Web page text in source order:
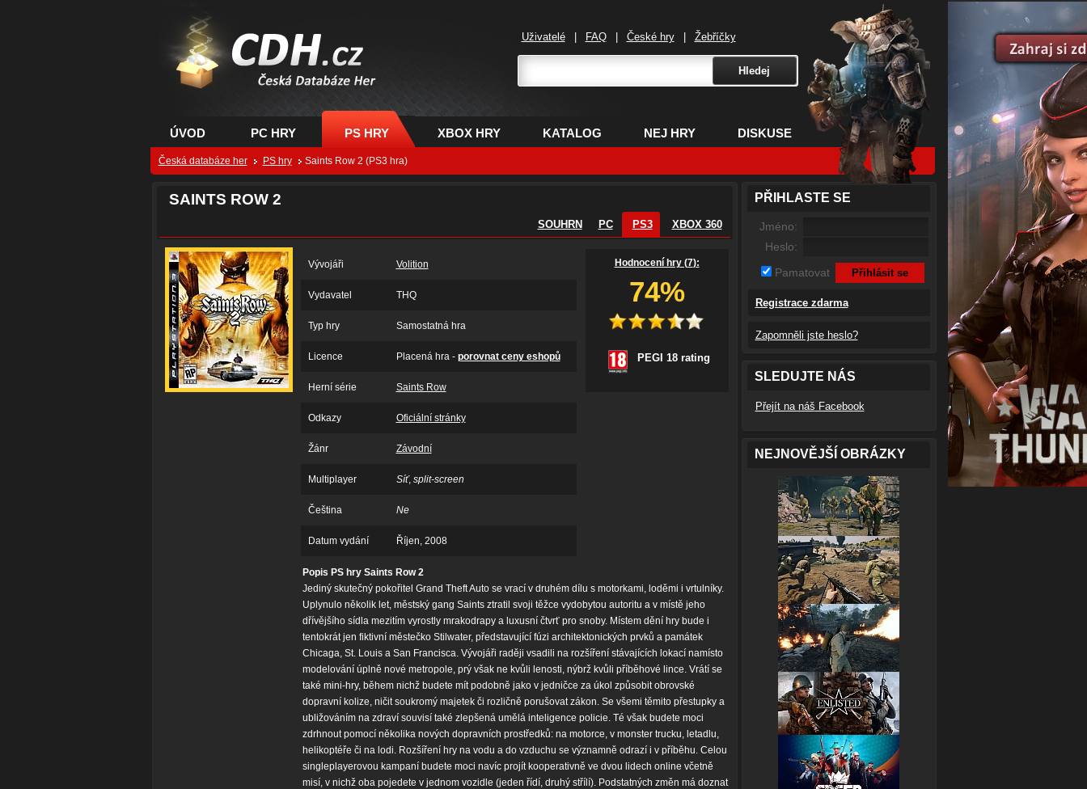
CDH.cz - hry na PC,
PS, XBOX - Česká
databáze her
Uživatelé FAQ České hry Žebříčky
ÚVOD PC HRY PS HRY XBOX HRY KATALOG NEJ HRY DISKUSE
Česká databáze her PS hry Saints Row 2 (PS3 hra)
SAINTS ROW 2
SOUHRN PC PS3 XBOX 360
Vývojáři Volition
Vydavatel THQ
Typ hry Samostatná hra
Licence Placená hra - porovnat ceny eshopů
Herní série Saints Row
Odkazy Oficiální stránky
Žánr Závodní
Multiplayer Síť, split-screen
Čeština Ne
Datum vydání Říjen, 2008
Hodnocení hry (7):
74%
PEGI 18 rating
Popis PS hry Saints Row 2
Jediný skutečný pokořitel Grand Theft Auto se vrací v druhém dílu s motorkami, loděmi i vrtulníky.
Uplynulo několik let, městský gang Saints ztratil svoji těžce vydobytou autoritu a v místě jeho
dřívějšího sídla mezitím vyrostly mrakodrapy a luxusní čtvrť pro snoby. Místem dění hry bude i
tentokrát jen fiktivní městečko Stilwater, představující fúzi architektonických prvků a památek
Chicaga, St. Louis a San Francisca. Vývojáři raději vsadili na rozšíření stávajících lokací namísto
modelování úplně nové metropole, prý však ne kvůli lenosti, nýbrž kvůli příběhové lince. Vrátí se
také mini-hry, během nichž budete mít podobně jako v jedničce za úkol způsobit obrovské
dopravní kolize, ničit soukromý majetek či rozličně porušovat zákon. Se všemi těmito přestupky a
ubližováním na zdraví souvisí také zlepšená umělá inteligence policie. Té však budete moci
zdrhnout pomocí několika nových dopravních prostředků: na motorce, v monster trucku, letadlu,
helikoptéře či na lodi. Rozšíření hry na vodu a do vzduchu se významně odrazí i v příběhu. Celou
singleplayerovou kampaní budete moci navíc projít kooperativně ve dvou lidech online včetně
misí, v nichž oba pojedete v jednom vozidle (jeden řídí, druhý střílí). Podstatných změn má doznat
PŘIHLASTE SE
Jméno:
Heslo:
Pamatovat
Registrace zdarma
Zapomněli jste heslo?
SLEDUJTE NÁS
Přejít na náš Facebook
NEJNOVĚJŠÍ OBRÁZKY